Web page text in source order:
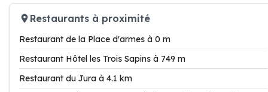
Restaurants à proximité
Restaurant de la Place d'armes à 0 m
Restaurant Hôtel les Trois Sapins à 749 m
Restaurant du Jura à 4.1 km